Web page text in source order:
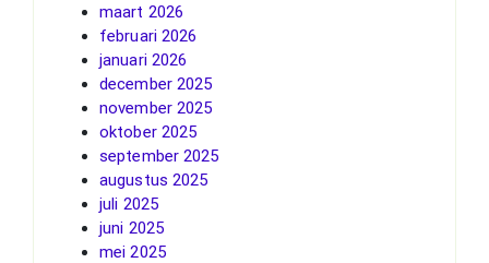
maart 2026
februari 2026
januari 2026
december 2025
november 2025
oktober 2025
september 2025
augustus 2025
juli 2025
juni 2025
mei 2025